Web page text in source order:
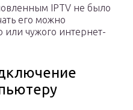
IPTV не было
его можно
или чужого интернет-